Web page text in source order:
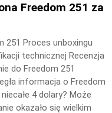
Freedom 251 za
251 Proces unboxingu
technicznej Recenzja
do Freedom 251
informacja o Freedom
4 dolary? Może
okazało się wielkim